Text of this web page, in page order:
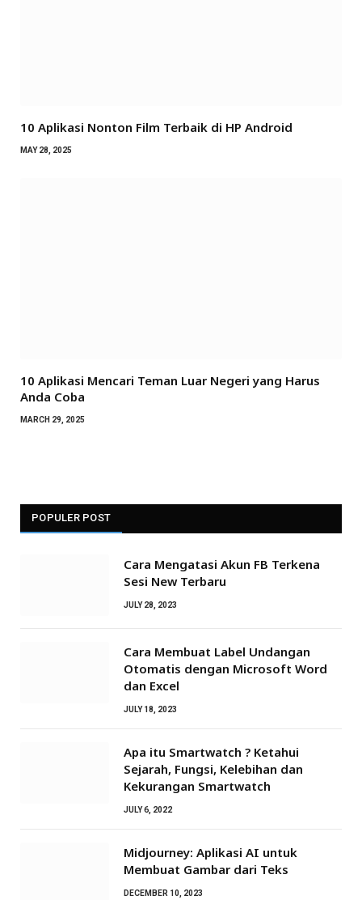
10 Aplikasi Nonton Film Terbaik di HP Android
MAY 28, 2025
10 Aplikasi Mencari Teman Luar Negeri yang Harus
Anda Coba
MARCH 29, 2025
POPULER POST
Cara Mengatasi Akun FB Terkena
Sesi New Terbaru
JULY 28, 2023
Cara Membuat Label Undangan
Otomatis dengan Microsoft Word
dan Excel
JULY 18, 2023
Apa itu Smartwatch ? Ketahui
Sejarah, Fungsi, Kelebihan dan
Kekurangan Smartwatch
JULY 6, 2022
Midjourney: Aplikasi AI untuk
Membuat Gambar dari Teks
DECEMBER 10, 2023